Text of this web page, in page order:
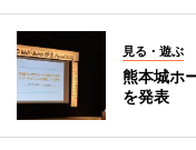
見る・遊ぶ
熊本城ホ
を発表